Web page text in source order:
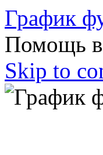
График
Помощь в
Skip to